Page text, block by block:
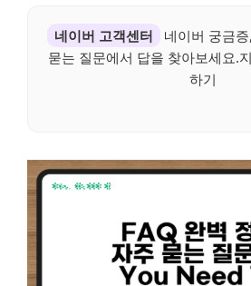
네이버 고객센터
네이버 궁금
묻는 질문에서 답을 찾아보세요.
하기